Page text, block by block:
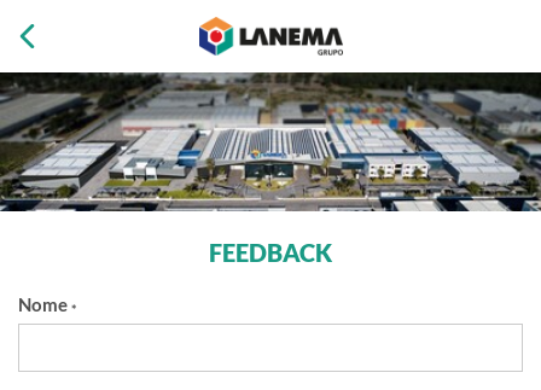
FEEDBACK
Nome *